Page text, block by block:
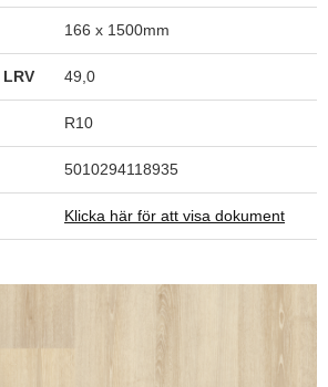
166 x 1500mm
49,0
R10
5010294118935
Klicka här för att visa dokument